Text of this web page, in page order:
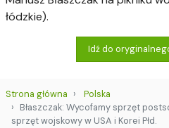
łódzkie).
Idź do
Strona główna
Polska
Błaszczak: Wycofamy sprzęt
sprzęt wojskowy w USA i Korei Płd.